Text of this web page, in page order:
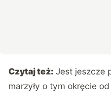
Czytaj też: Jest jeszcze
marzyły o tym okręcie